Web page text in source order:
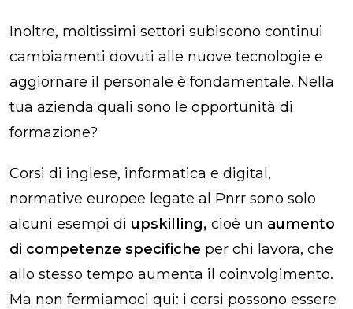
Inoltre, moltissimi settori subiscono continui
cambiamenti dovuti alle nuove tecnologie e
aggiornare il personale è fondamentale. Nella
tua azienda quali sono le opportunità di
formazione?
Corsi di inglese, informatica e digital,
normative europee legate al Pnrr sono solo
alcuni esempi di upskilling, cioè un aumento
di competenze specifiche per chi lavora, che
allo stesso tempo aumenta il coinvolgimento.
Ma non fermiamoci qui: i corsi possono essere